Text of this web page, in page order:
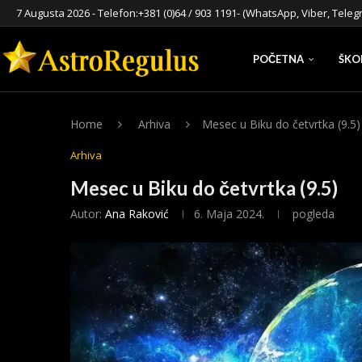
7 Augusta 2026 - Telefon:+381 (0)64 / 903 1191- (WhatsApp, Viber,
POČETNA
Home Arhiva Mesec u Biku do četvrtka (9.5)
Arhiva
Mesec u Biku do četvrtka (9.5)
Autor: Ana Raković 6. Maja 2024. pogleda